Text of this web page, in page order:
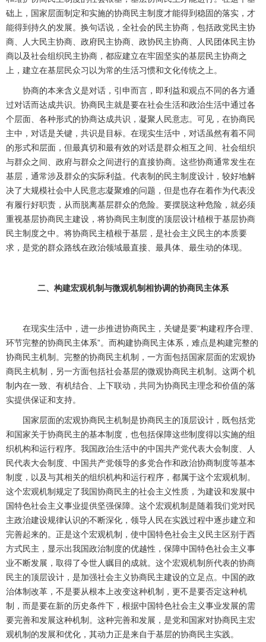
础上，国家层面制定和实施的协商民主制度才能得到稳固的落实，才
能得到持久的发展。换句话说，全社会的民主协商，包括政党民主协
商、人大民主协商、政府民主协商、政协民主协商、人民团体民主协
商以及社会组织民主协商，都应建立在牢固坚实的基层民主协商之
上，建立在基层民众习以为常的生活习惯和文化传统之上。
协商的本来含义是对话，引申而言，即利益和观点不同的各方通
过对话而达成共识。协商民主就是要在社会生活和政治生活中通过各
个层面、各种形式的协商达成共识，凝聚人民意志。可见，在协商民
主中，对话是关键，共识是目标。在现实生活中，对话虽然有着不同
的形式和层面，但最真切和最有效的对话是群众相互之间、社会组织
与群众之间、政府与群众之间进行的直接协商。这些协商通常发生在
基层，通常涉及群众的实际利益。代表制的民主制度设计，较好地解
决了大规模社会中人民意志凝聚难的问题，但是也存在着作为代表没
有履行好职责，从而脱离基层群众的危险。要摆脱这种危险，就必须
重视基层协商民主建设，将协商民主制度的顶层设计植根于基层协商
民主制度之中。将协商民主植根于基层，是社会主义民主的本质要
求，是党的群众路线在政治领域最直接、最具体、最生动的体现。
二、构建宏观机制与微观机制相协调的协商民主体系
在现实生活中，进一步推进协商民主，关键是要“构建程序合理、
环节完整的协商民主体系”。而构建协商民主体系，难点是构建完整的
协商民主机制。完整的协商民主机制，一方面包括国家层面的宏观协
商民主机制，另一方面包括社会基层的微观协商民主机制。这两个机
制内在一致、有机结合、上下联动，共同为协商民主理念和价值的落
实提供保证和支持。
国家层面的宏观协商民主机制是协商民主的顶层设计，既包括党
和国家关于协商民主的基本制度，也包括保障这些制度得以实施的组
织机构和运行程序。我国政治生活中的中国共产党代表大会制度、人
民代表大会制度、中国共产党领导的多党合作和政治协商制度等基本
制度，以及与其相关的组织机构和运行程序，都属于这个宏观机制。
这个宏观机制规定了我国协商民主的社会主义性质，为建设和发展中
国特色社会主义事业提供坚强保障。这个宏观机制是随着我们党对民
主政治建设规律认识的不断深化，领导人民在实践过程中逐步建立和
完善起来的。正是这个宏观机制，使中国特色社会主义民主区别于西
方式民主，显示出我国政治制度的优越性，保障中国特色社会主义事
业不断发展，取得了令世人瞩目的成就。这个宏观机制所代表的协商
民主的顶层设计，是加强社会主义协商民主建设的立足点。中国的政
治体制改革，不是要从根本上改变这种机制，更不是要否定这种机
制，而是要在新的历史条件下，根据中国特色社会主义事业发展的需
要完善和发展这种机制。这种完善和发展，是党和国家对协商民主宏
观机制的发展和优化，其动力正是来自于基层的协商民主实践。